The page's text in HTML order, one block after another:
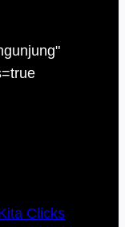
Clicks